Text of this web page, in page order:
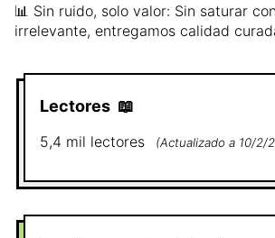
📊 Sin ruido, solo valor: Sin saturar
irrelevante, entregamos calidad
Lectores 📖
5,4 mil lectores (Actualizado a 10/2/